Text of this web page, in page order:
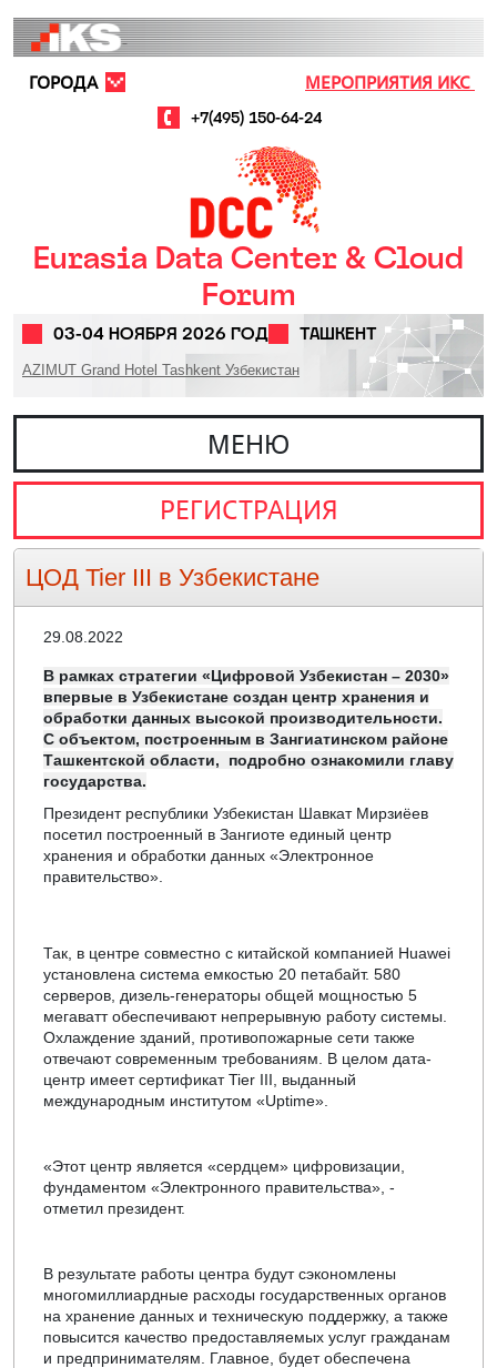
МЕРОПРИЯТИЯ ИКС
+7(495) 150-64-24
ГОРОДА
Eurasia Data Center & Cloud
Forum
03-04 НОЯБРЯ 2026 ГОД ТАШКЕНТ
AZIMUT Grand Hotel Tashkent Узбекистан
МЕНЮ
РЕГИСТРАЦИЯ
ЦОД Tier III в Узбекистане
29.08.2022
В рамках стратегии «Цифровой Узбекистан – 2030»
впервые в Узбекистане создан центр хранения и
обработки данных высокой производительности.
С объектом, построенным в Зангиатинском районе
Ташкентской области, подробно ознакомили главу
государства.
Президент республики Узбекистан Шавкат Мирзиёев
посетил построенный в Зангиоте единый центр
хранения и обработки данных «Электронное
правительство».
Так, в центре совместно с китайской компанией Huawei
установлена система емкостью 20 петабайт. 580
серверов, дизель-генераторы общей мощностью 5
мегаватт обеспечивают непрерывную работу системы.
Охлаждение зданий, противопожарные сети также
отвечают современным требованиям. В целом дата-
центр имеет сертификат Tier III, выданный
международным институтом «Uptime».
«Этот центр является «сердцем» цифровизации,
фундаментом «Электронного правительства», -
отметил президент.
В результате работы центра будут сэкономлены
многомиллиардные расходы государственных органов
на хранение данных и техническую поддержку, а также
повысится качество предоставляемых услуг гражданам
и предпринимателям. Главное, будет обеспечена